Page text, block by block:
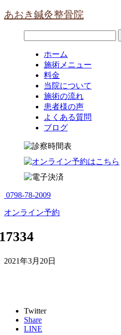
あおき鍼灸整骨院
ホーム
施術メニュー
料金
当院について
施術の流れ
患者様の声
よくある質問
ブログ
0798-78-2009
オンライン予約
2021年3月20日
Twitter
Share
LINE